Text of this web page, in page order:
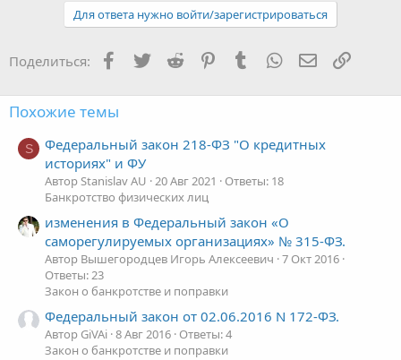
Для ответа нужно войти/зарегистрироваться
Поделиться: Facebook
TwitterReddit PinterestTumblr WhatsApp Ссылка
Похожие темы
S
Федеральный закон 218-ФЗ "О кредитных
историях" и ФУ
Автор Stanislav AU 20 Авг 2021
Ответы: 18
Банкротство физических лиц
изменения в Федеральный закон «О
саморегулируемых организациях» № 315-ФЗ.
Автор Вышегородцев Игорь Алексеевич 7 Окт 2016
Ответы: 23
Закон о банкротстве и поправки
Федеральный закон от 02.06.2016 N 172-ФЗ.
Автор GiVAi 8 Авг 2016 Ответы: 4
Закон о банкротстве и поправки